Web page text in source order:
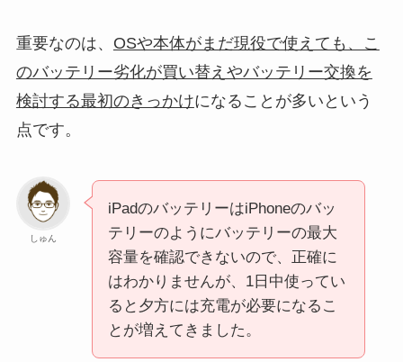
重要なのは、 OSや本体がまだ現役で使えても、こ
のバッテリー劣化が買い替えやバッテリー交換を
検討する最初のきっかけになることが多いという
点です。
しゅん
iPadのバッテリーはiPhoneのバッ
テリーのようにバッテリーの最大
容量を確認できないので、正確に
はわかりませんが、1日中使ってい
ると夕方には充電が必要になるこ
とが増えてきました。